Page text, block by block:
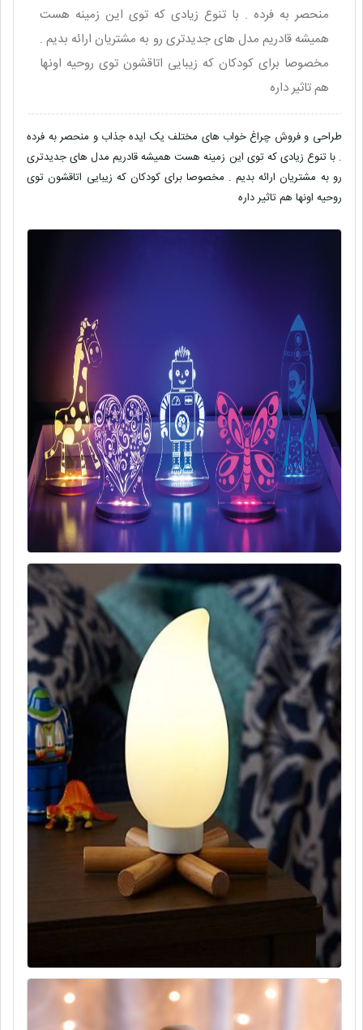
منحصر به فرده . با تنوع زیادی که توی این زمینه هست
همیشه قادریم مدل های جدیدتری رو به مشتریان ارائه بدیم .
مخصوصا برای کودکان که زیبایی اتاقشون توی روحیه اونها
هم تاثیر داره
طراحی و فروش چراغ خواب های مختلف یک ایده جذاب و منحصر به فرده
. با تنوع زیادی که توی این زمینه هست همیشه قادریم مدل های جدیدتری
رو به مشتریان ارائه بدیم . مخصوصا برای کودکان که زیبایی اتاقشون توی
روحیه اونها هم تاثیر داره